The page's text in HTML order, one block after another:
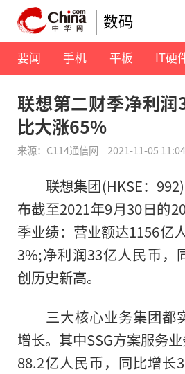
数码
要闻 手机 平板 IT硬
联想第二财季净利
比大涨65%
来源：C114通信网 2021-11-05
联想集团(HKSE：
布截至2021年9月30日的
季业绩：营业额达1156亿
3%;净利润33亿人民币，
创历史新高。
三大核心业务集团都
增长。其中SSG方案服务
88.2亿人民币，同比增长